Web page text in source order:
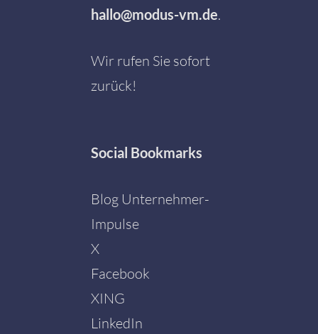
hallo@modus-vm.de.
Wir rufen Sie sofort
zurück!
Social Bookmarks
Blog Unternehmer-
Impulse
X
Facebook
XING
LinkedIn
Mit dem
Karte
Sie die